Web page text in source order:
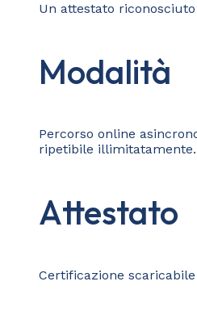
Un attestato
Modalità
Percorso online
ripetibile illimitatamente.
Attestato
Certificazione